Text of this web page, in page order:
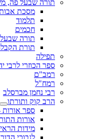
תורה שבעל פה,
מסכת
תלמוד
חכמים
תורה
תורת
תפילה
ספר הכוזרי לרבי
רמב"ם
רמח"ל
רבי נחמן מברסלב
הרב קוק ותורתו
ספר אורות
אורות
מידות
לנבוכי הדור